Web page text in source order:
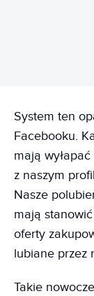
System ten
Facebooku.
mają
z naszym
Nasze
mają
oferty
lubiane przez
Takie